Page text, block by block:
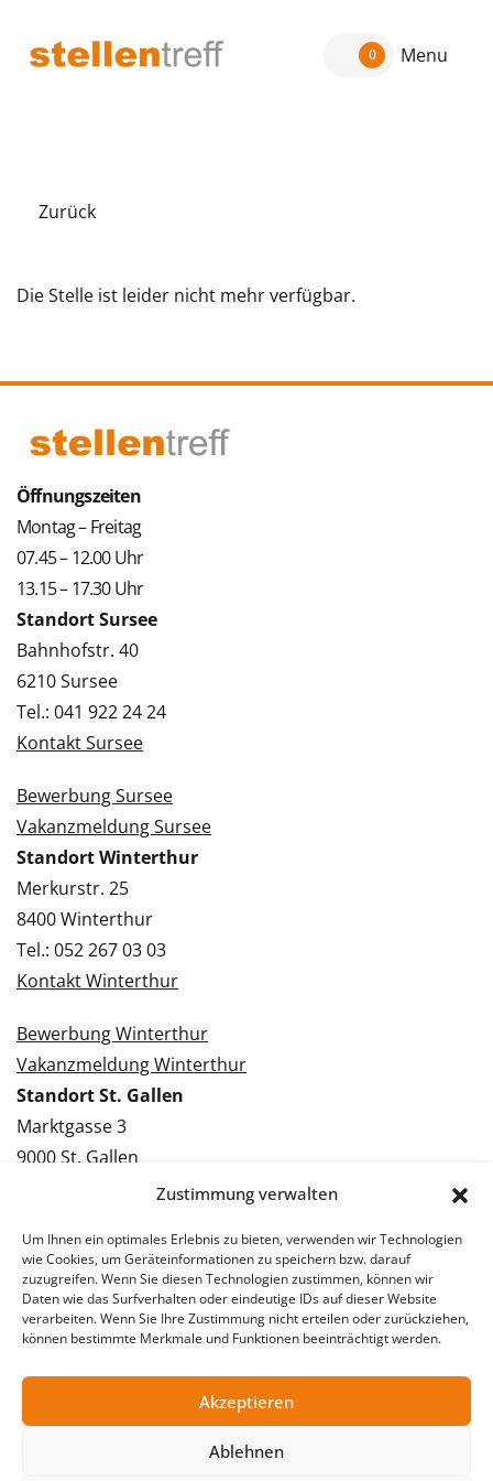
Zustimmung verwalten
Um Ihnen ein optimales Erlebnis zu bieten, verwenden wir Technologien
wie Cookies, um Geräteinformationen zu speichern bzw. darauf
zuzugreifen. Wenn Sie diesen Technologien zustimmen, können wir
Daten wie das Surfverhalten oder eindeutige IDs auf dieser Website
verarbeiten. Wenn Sie Ihre Zustimmung nicht erteilen oder zurückziehen,
können bestimmte Merkmale und Funktionen beeinträchtigt werden.
Akzeptieren
Ablehnen
0 Menu
Zurück
Die Stelle ist leider nicht mehr verfügbar.
Öffnungszeiten
Montag – Freitag
07.45 – 12.00 Uhr
13.15 – 17.30 Uhr
Standort Sursee
Bahnhofstr. 40
6210 Sursee
Tel.: 041 922 24 24
Kontakt Sursee
Bewerbung Sursee
Vakanzmeldung Sursee
Standort Winterthur
Merkurstr. 25
8400 Winterthur
Tel.: 052 267 03 03
Kontakt Winterthur
Bewerbung Winterthur
Vakanzmeldung Winterthur
Standort St. Gallen
Marktgasse 3
9000 St. Gallen
Tel.: 071 228 09 09
Bewerbung St. Gallen
Vakanzmeldung St. Gallen
© 2026 Stellentreff AG